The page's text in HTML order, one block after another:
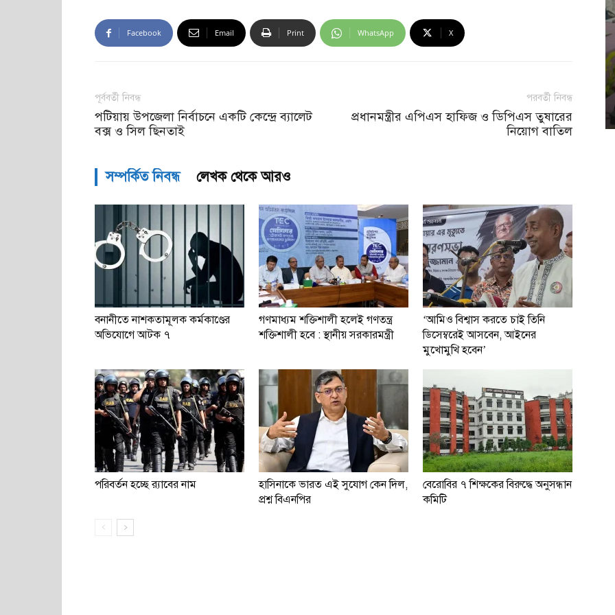
Facebook Email Print WhatsApp X
পূর্ববর্তী নিবন্ধ
পটিয়ায় উপজেলা নির্বাচনে একটি কেন্দ্রে ব্যালেট
বক্স ও সিল ছিনতাই
পরবর্তী নিবন্ধ
প্রধানমন্ত্রীর এপিএস হাফিজ ও ডিপিএস তুষারের
নিয়োগ বাতিল
সম্পর্কিত নিবন্ধ লেখক থেকে আরও
বনানীতে নাশকতামূলক কর্মকাণ্ডের
অভিযোগে আটক ৭
গণমাধ্যম শক্তিশালী হলেই গণতন্ত্র
শক্তিশালী হবে : স্থানীয় সরকারমন্ত্রী
‘আমিও বিশ্বাস করতে চাই তিনি
ডিসেম্বরেই আসবেন, আইনের
মুখোমুখি হবেন’
পরিবর্তন হচ্ছে র‌্যাবের নাম
হাসিনাকে ভারত এই সুযোগ কেন দিল,
প্রশ্ন বিএনপির
বেরোবির ৭ শিক্ষকের বিরুদ্ধে অনুসন্ধান
কমিটি